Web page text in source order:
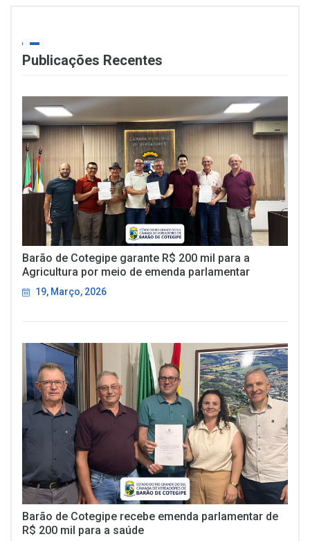
Publicações Recentes
Barão de Cotegipe garante R$ 200 mil para a
Agricultura por meio de emenda parlamentar
19, Março, 2026
Barão de Cotegipe recebe emenda parlamentar de
R$ 200 mil para a saúde